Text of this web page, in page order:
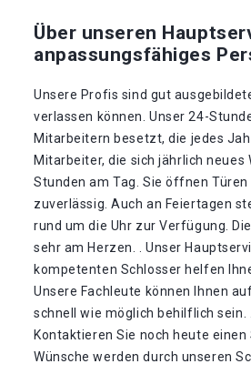
Über unseren
anpassungsfähiges
Unsere Profis sind gut
verlassen können. Unser 24-
Mitarbeitern besetzt, die jedes
Mitarbeiter, die sich jährlich
Stunden am Tag. Sie öffnen
zuverlässig. Auch an Feiertagen
rund um die Uhr zur Verfügung.
sehr am Herzen. . Unser
kompetenten Schlosser helfen
Unsere Fachleute können Ihnen
schnell wie möglich behilflich
Kontaktieren Sie noch heute
Wünsche werden durch unseren